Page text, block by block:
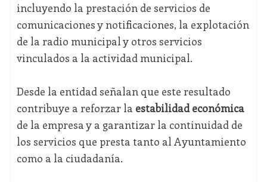
incluyendo la prestación de servicios de
comunicaciones y notificaciones, la explotación
de la radio municipal y otros servicios
vinculados a la actividad municipal.
Desde la entidad señalan que este resultado
contribuye a reforzar la estabilidad económica
de la empresa y a garantizar la continuidad de
los servicios que presta tanto al Ayuntamiento
como a la ciudadanía.